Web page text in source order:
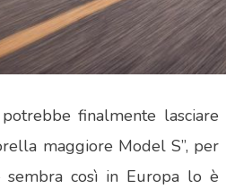
potrebbe finalmente lasciare
maggiore Model S”, per
sembra così in Europa lo è